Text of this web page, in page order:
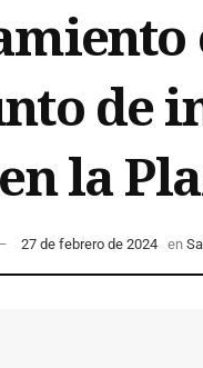
de
la
27 de febrero de 2024 en